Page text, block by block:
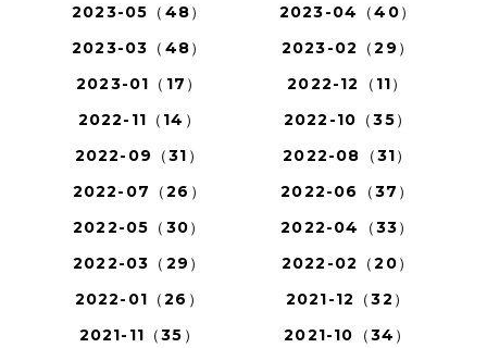
2023-05（48）
2023-04（40）
2023-03（48）
2023-02（29）
2023-01（17）
2022-12（11）
2022-11（14）
2022-10（35）
2022-09（31）
2022-08（31）
2022-07（26）
2022-06（37）
2022-05（30）
2022-04（33）
2022-03（29）
2022-02（20）
2022-01（26）
2021-12（32）
2021-11（35）
2021-10（34）